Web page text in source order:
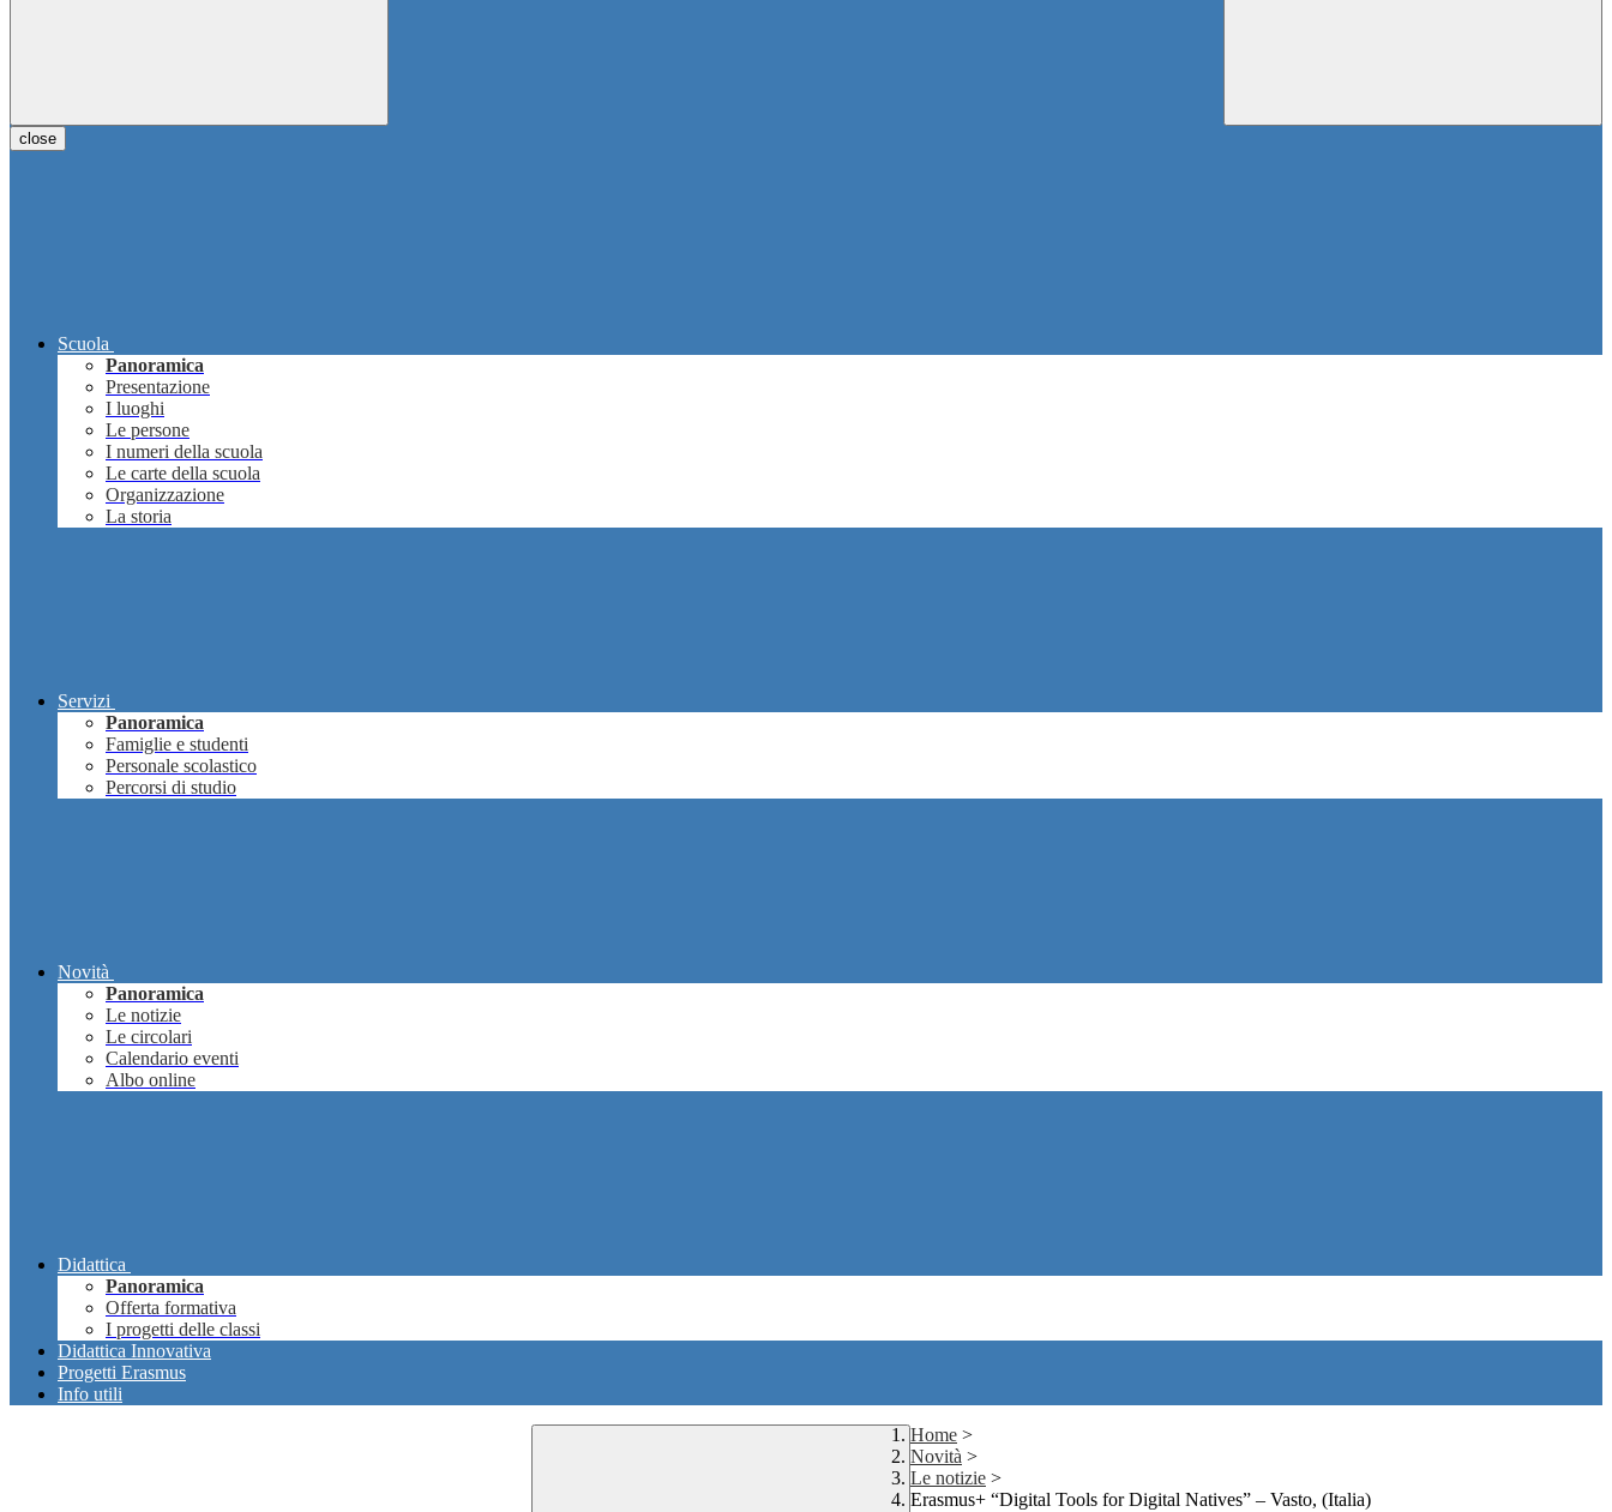
close
Scuola
Panoramica
Presentazione
I luoghi
Le persone
I numeri della scuola
Le carte della scuola
Organizzazione
La storia
Servizi
Panoramica
Famiglie e studenti
Personale scolastico
Percorsi di studio
Novità
Panoramica
Le notizie
Le circolari
Calendario eventi
Albo online
Didattica
Panoramica
Offerta formativa
I progetti delle classi
Didattica Innovativa
Progetti Erasmus
Info utili
Home >
Novità >
Le notizie >
Erasmus+ “Digital Tools for Digital Natives” – Vasto, (Italia)